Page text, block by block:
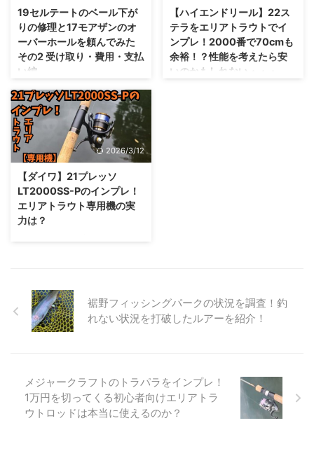
アレをエリアトラウトで使ってみ
たインプレ記事になります。 ソ
アレとは ソアレはシマノから発
売されているスピニングリールに
なります。 アジングを中心にラ
イトラインを使用することを前提
に設計されたリールです。 ソア
レのスペック ソアレは500番か
ら2500番までとあくま ...
になっていますね。 リンク リン
ク ザ・ダイワって感じのカラー
リングになっていますね。 エリ
アトラウトで使用するならイプリ
ミやプレッソにもあいそうです。
ボディの変化 21カルディアは従
19セルテートのベール下が
りの修理と17モアザンのオ
ーバーホールを頼んでみた
その2 受け取り・費用・支払
い編
その1では発送までの手順を記事
にしましたが、その２では受け取
りと実際に支払った金額について
書いていきたいと思います。 受
け取り方法 受け取り方法は発送
した時の店舗で受け取ります。
今回はコロナで休業もあったみた
いですが、大体1か月で修理・オ
ーバーホールは完了しました。
（あくまでも参考です） 直接自
宅等に発送されるわけではないの
で注意です笑 支払い方法 店舗で
払いました。 実際にかかった金
額 実際にそれぞれかかった金額
【ハイエンドリール】22ス
テラをエリアトラウトでイ
ンプレ！2000番で70cmも
余裕！？性能を考えたら安
いのかもしれない・・・
く日本一、世界一に値するリール
だと思います。 22ステ ...
2026/3/12
【ダイワ】21プレッソ
LT2000SS-Pのインプレ！
エリアトラウト専用機の実
力は？
い違うのか正直に書いていきま
す！ 21プレッソとは？ 21プレッ
ソはダイワから発売されているエ
な特徴です。 また、外観につい
てはダイワのプレッソシリーズの
特徴である黒とオレンジを基調と
したものとなっています。 リン
裾野フィッシングパークの状況を調査！釣
れない状況を打破したルアーを紹介！
メジャークラフトのトラパラをインプレ！
1万円を切ってくる初心者向けエリアトラ
ウトロッドは本当に使えるのか？